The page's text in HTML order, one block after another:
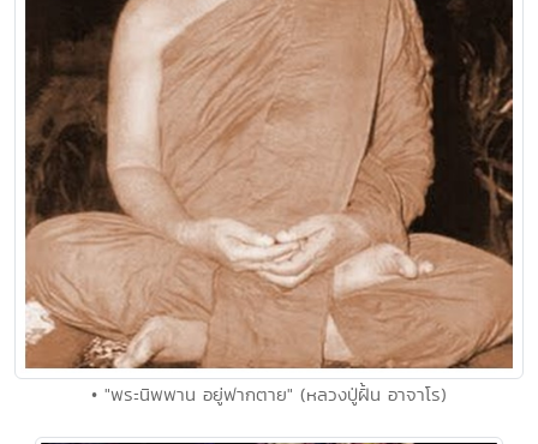
• "พระนิพพาน อยู่ฟากตาย" (หลวงปู่ฝั้น อาจาโร)